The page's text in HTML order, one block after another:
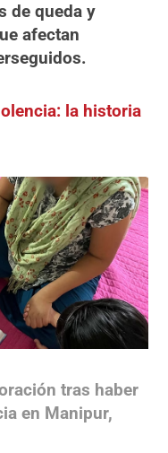
de queda y
afectan
la historia
tras haber
en Manipur,